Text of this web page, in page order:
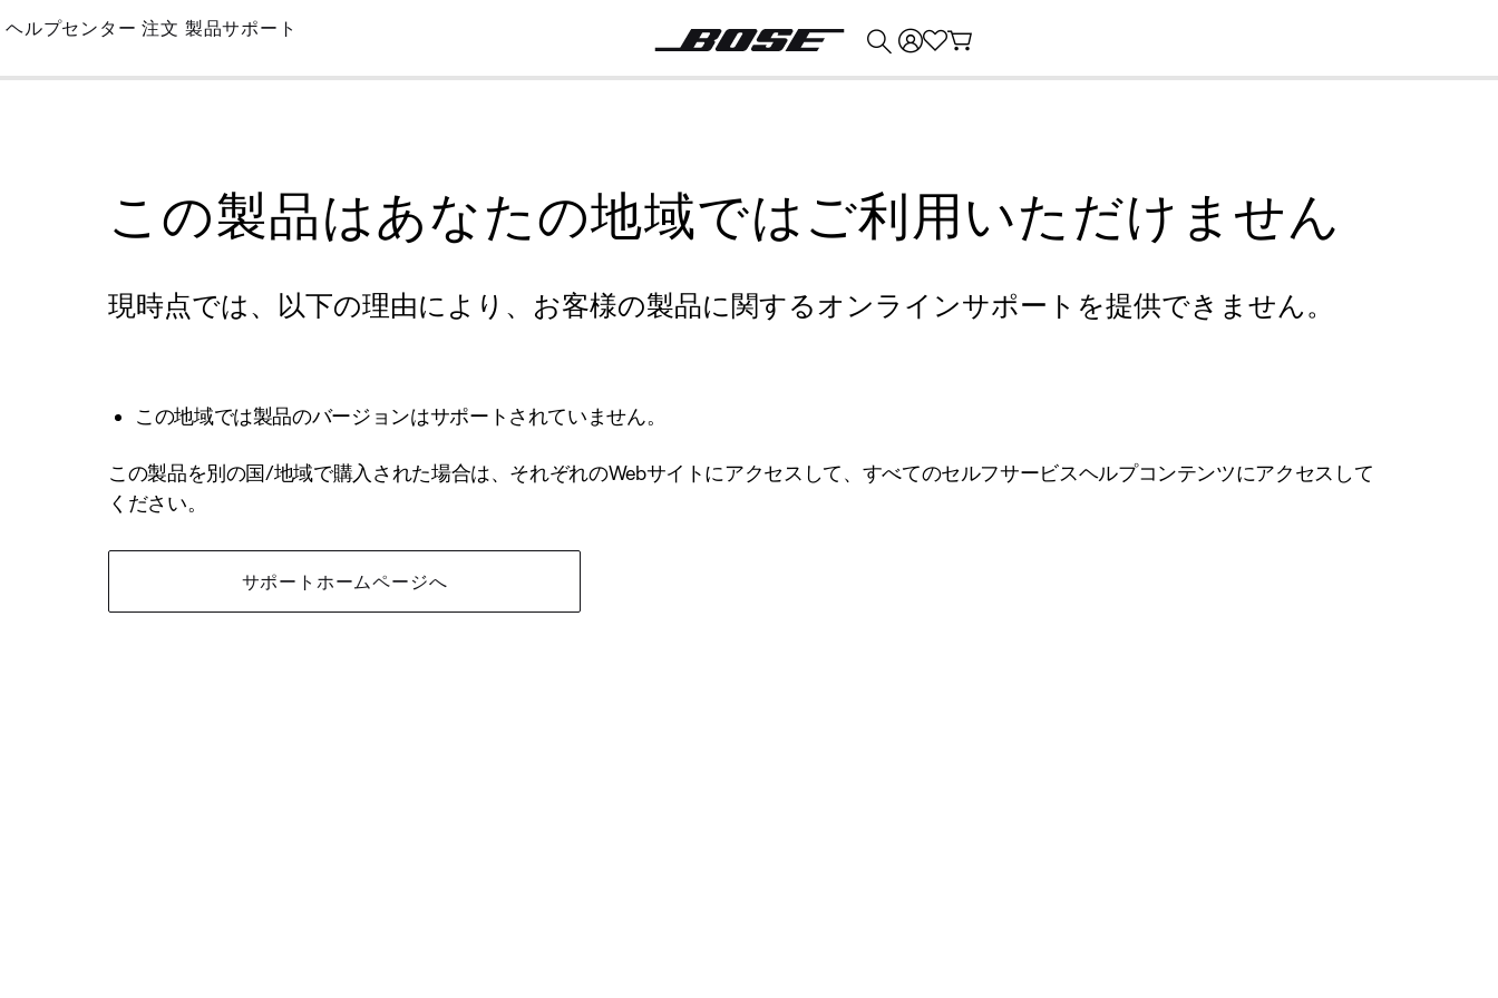
Skip
Main
ヘルプセンター 注文 製品サポート
この製品はあなたの地域ではご利用いただけません
現時点では、以下の理由により、お客様の製品に関するオンラインサポートを提供できません。
この地域では製品のバージョンはサポートされていません。
この製品を別の国/地域で購入された場合は、それぞれのWebサイトにアクセスして、すべてのセルフサービスヘルプコンテンツにアクセスして
ください。
サポートホームページへ